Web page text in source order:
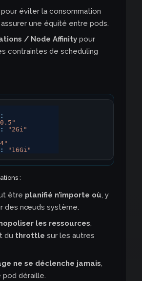
pour éviter la consommation
une équité entre pods.
/ Node Affinitypour
contraintes de scheduling
"2Gi"
"16Gi"
:
être planifié n’importe où, y
des nœuds système.
les ressources,
du throttle sur les autres
ne se déclenche jamais,
pod déraille.